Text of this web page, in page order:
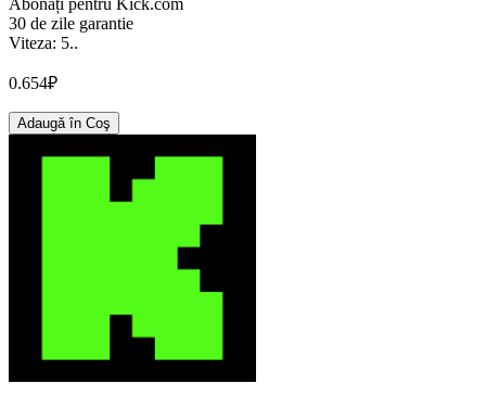
30 de zile garantie
Viteza: 5..
0.654₽
Adaugă în Coş